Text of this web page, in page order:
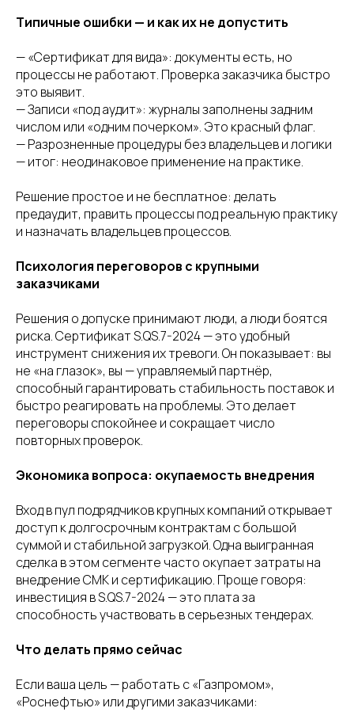
Типичные ошибки — и как их не допустить
— «Сертификат для вида»: документы есть, но
процессы не работают. Проверка заказчика быстро
это выявит.
— Записи «под аудит»: журналы заполнены задним
числом или «одним почерком». Это красный флаг.
— Разрозненные процедуры без владельцев и логики
— итог: неодинаковое применение на практике.
Решение простое и не бесплатное: делать
предаудит, править процессы под реальную практику
и назначать владельцев процессов.
Психология переговоров с крупными
заказчиками
Решения о допуске принимают люди, а люди боятся
риска. Сертификат S.QS.7-2024 — это удобный
инструмент снижения их тревоги. Он показывает: вы
не «на глазок», вы — управляемый партнёр,
способный гарантировать стабильность поставок и
быстро реагировать на проблемы. Это делает
переговоры спокойнее и сокращает число
повторных проверок.
Экономика вопроса: окупаемость внедрения
Вход в пул подрядчиков крупных компаний открывает
доступ к долгосрочным контрактам с большой
суммой и стабильной загрузкой. Одна выигранная
сделка в этом сегменте часто окупает затраты на
внедрение СМК и сертификацию. Проще говоря:
инвестиция в S.QS.7-2024 — это плата за
способность участвовать в серьезных тендерах.
Что делать прямо сейчас
Если ваша цель — работать с «Газпромом»,
«Роснефтью» или другими заказчиками: